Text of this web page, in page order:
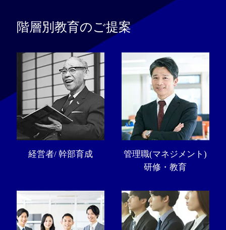
階層別教育のご提案
経営者/ 幹部育成
管理職(マネジメント)
研修・教育